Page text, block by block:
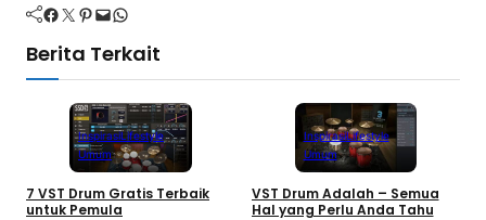
Facebook Twitter Pinterest Mail WhatsApp
Berita Terkait
InspirasiLifestyle
Umum
7 VST Drum Gratis Terbaik
untuk Pemula
InspirasiLifestyle
Umum
VST Drum Adalah – Semua
Hal yang Perlu Anda Tahu